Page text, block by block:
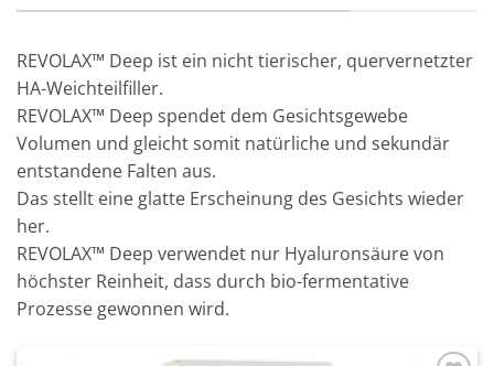
REVOLAX™ Deep ist ein nicht tierischer, quervernetzter
HA-Weichteilfiller.
REVOLAX™ Deep spendet dem Gesichtsgewebe
Volumen und gleicht somit natürliche und sekundär
entstandene Falten aus.
Das stellt eine glatte Erscheinung des Gesichts wieder
her.
REVOLAX™ Deep verwendet nur Hyaluronsäure von
höchster Reinheit, dass durch bio-fermentative
Prozesse gewonnen wird.